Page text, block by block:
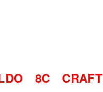
8C CRAFT